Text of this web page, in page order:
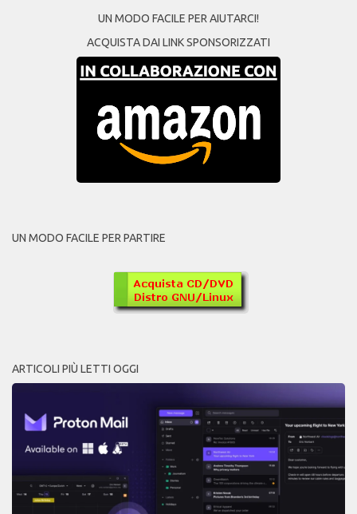
UN MODO FACILE PER AIUTARCI!
ACQUISTA DAI LINK SPONSORIZZATI
UN MODO FACILE PER PARTIRE
ARTICOLI PIÙ LETTI OGGI